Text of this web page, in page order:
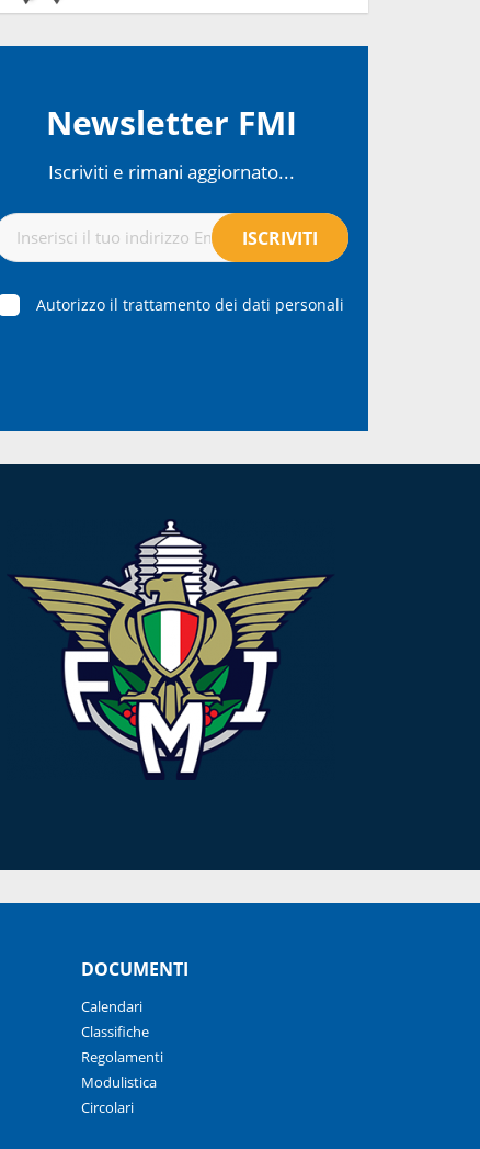
Newsletter FMI
Iscriviti e rimani aggiornato...
Autorizzo il trattamento dei dati personali
DOCUMENTI
Calendari
Classifiche
Regolamenti
Modulistica
Circolari